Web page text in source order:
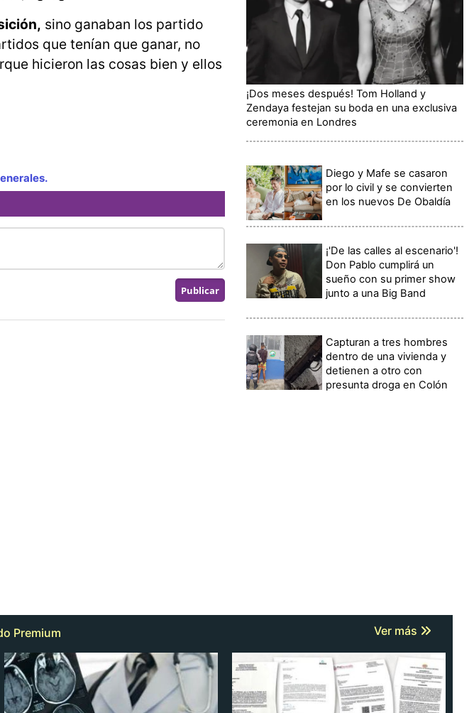
sino ganaban los partido
que tenían que ganar, no
hicieron las cosas bien y ellos
¡Dos meses después! Tom Holland y
Zendaya festejan su boda en una exclusiva
ceremonia en Londres
Diego y Mafe se casaron
por lo civil y se convierten
en los nuevos De Obaldía
¡'De las calles al escenario'!
Don Pablo cumplirá un
sueño con su primer show
junto a una Big Band
Capturan a tres hombres
dentro de una vivienda y
detienen a otro con
presunta droga en Colón
Premium Ver más